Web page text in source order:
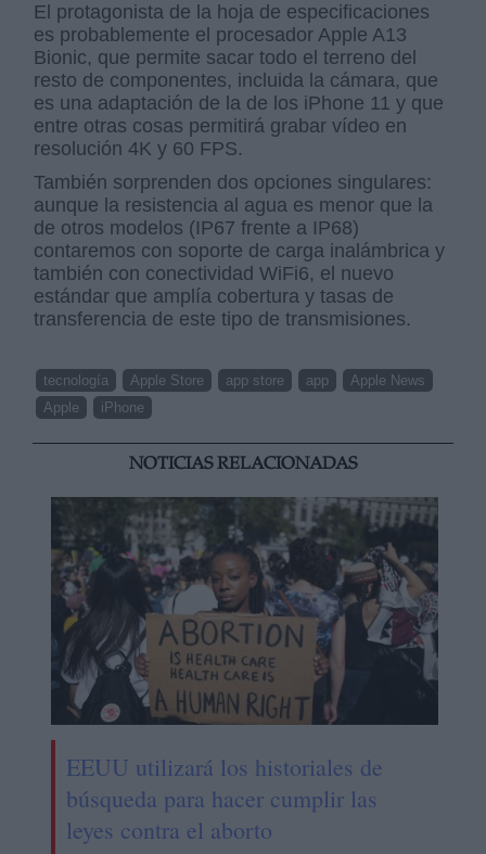
El protagonista de la hoja de especificaciones
es probablemente el procesador Apple A13
Bionic, que permite sacar todo el terreno del
resto de componentes, incluida la cámara, que
es una adaptación de la de los iPhone 11 y que
entre otras cosas permitirá grabar vídeo en
resolución 4K y 60 FPS.
También sorprenden dos opciones singulares:
aunque la resistencia al agua es menor que la
de otros modelos (IP67 frente a IP68)
contaremos con soporte de carga inalámbrica y
también con conectividad WiFi6, el nuevo
estándar que amplía cobertura y tasas de
transferencia de este tipo de transmisiones.
tecnología Apple Store app store app
Apple News
Apple
iPhone
NOTICIAS RELACIONADAS
EEUU utilizará los historiales de
búsqueda para hacer cumplir las
leyes contra el aborto